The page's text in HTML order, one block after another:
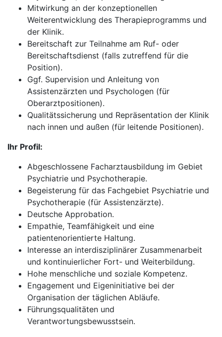
Mitwirkung an der konzeptionellen
Weiterentwicklung des Therapieprogramms und
der Klinik.
Bereitschaft zur Teilnahme am Ruf- oder
Bereitschaftsdienst (falls zutreffend für die
Position).
Ggf. Supervision und Anleitung von
Assistenzärzten und Psychologen (für
Oberarztpositionen).
Qualitätssicherung und Repräsentation der Klinik
nach innen und außen (für leitende Positionen).
Ihr Profil:
Abgeschlossene Facharztausbildung im Gebiet
Psychiatrie und Psychotherapie.
Begeisterung für das Fachgebiet Psychiatrie und
Psychotherapie (für Assistenzärzte).
Deutsche Approbation.
Empathie, Teamfähigkeit und eine
patientenorientierte Haltung.
Interesse an interdisziplinärer Zusammenarbeit
und kontinuierlicher Fort- und Weiterbildung.
Hohe menschliche und soziale Kompetenz.
Engagement und Eigeninitiative bei der
Organisation der täglichen Abläufe.
Führungsqualitäten und
Verantwortungsbewusstsein.